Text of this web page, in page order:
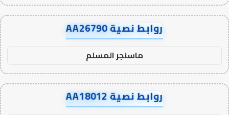
روابط نصية AA26790
ماسنجر المسلم
روابط نصية AA18012